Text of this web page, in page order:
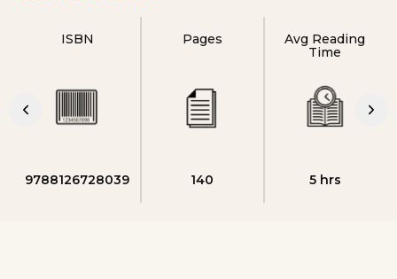
ISBN
9788126728039
Pages
140
Avg Reading
Time
5 hrs